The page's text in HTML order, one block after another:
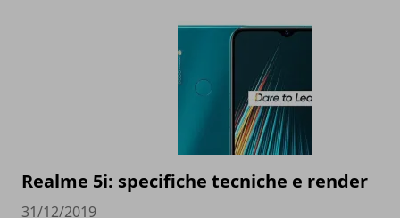
Realme 5i: specifiche tecniche e render
31/12/2019